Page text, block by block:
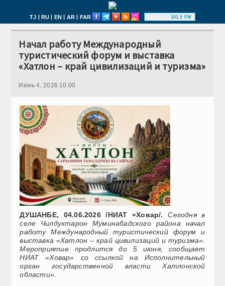
TJ | RU | EN | AR | FAR 101.5 FM
Начал работу Международный
туристический форум и выставка
«Хатлон – край цивилизаций и туризма»
Июнь 4, 2026 10:00
ДУШАНБЕ, 04.06.2026 /НИАТ «Ховар/.Сегодня в
селе Чилдухтарон Муминабадского района начал
работу Международный туристический форум и
выставка «Хатлон – край цивилизаций и туризма».
Мероприятие продлится до 5 июня, сообщает
НИАТ «Ховар» со ссылкой на Исполнительный
орган государственной власти Хатлонской
области».